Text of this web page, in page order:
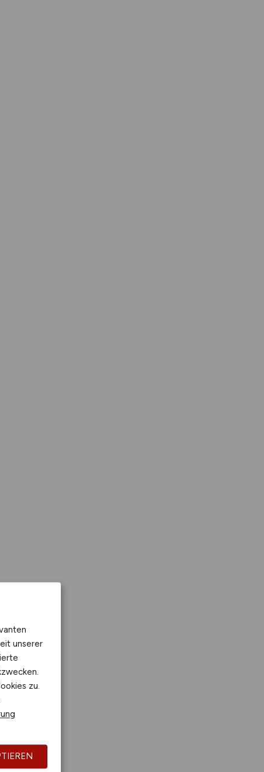
unserer
zu.